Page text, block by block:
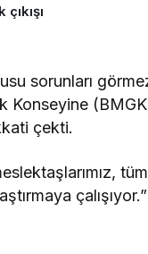
çıkışı
sorunları
Konseyine
çekti.